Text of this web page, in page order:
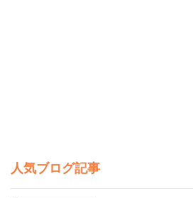
人気ブログ記事